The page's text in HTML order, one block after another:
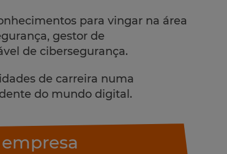
para vingar na área
gestor de
de cibersegurança.
de carreira numa
do mundo digital.